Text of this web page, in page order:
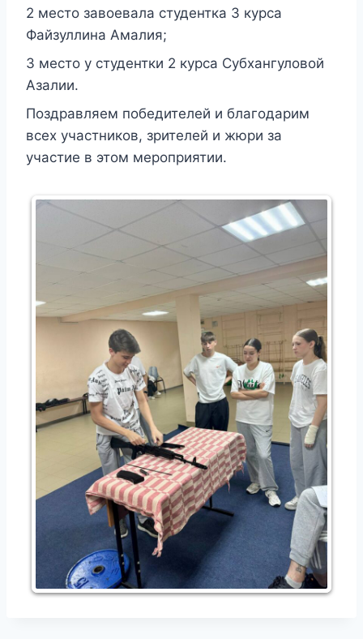
2 место завоевала студентка 3 курса
Файзуллина Амалия;
3 место у студентки 2 курса Субхангуловой
Азалии.
Поздравляем победителей и благодарим
всех участников, зрителей и жюри за
участие в этом мероприятии.